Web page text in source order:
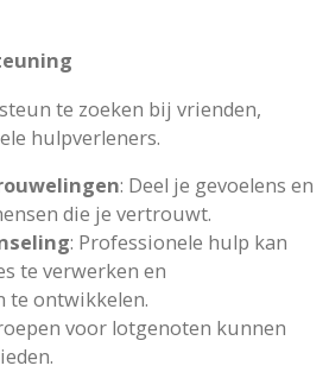
te zoeken bij vrienden,
hulpverleners.
: Deel je gevoelens en
die je vertrouwt.
: Professionele hulp kan
te verwerken en
te ontwikkelen.
voor lotgenoten kunnen